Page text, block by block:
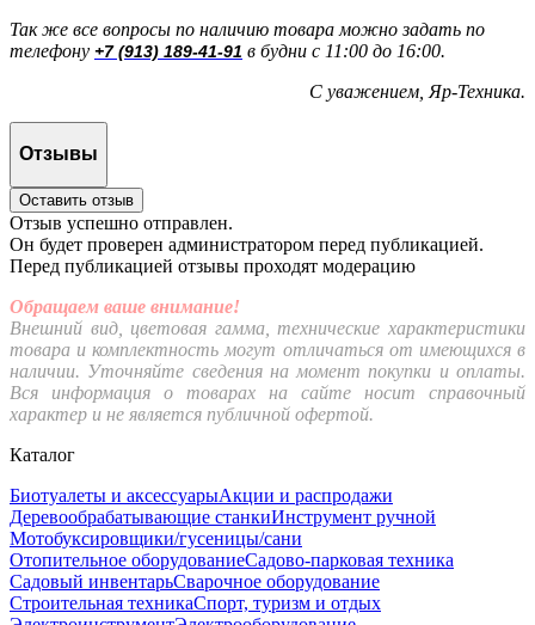
Так же все вопросы по наличию товара можно задать по
телефону +7 (913) 189-41-91 в будни с 11:00 до 16:00.
С уважением, Яр-Техника.
Отзывы
Оставить отзыв
Отзыв успешно отправлен.
Он будет проверен администратором перед публикацией.
Перед публикацией отзывы проходят модерацию
Обращаем ваше внимание!
Внешний вид, цветовая гамма, технические характеристики
товара и комплектность могут отличаться от имеющихся в
наличии. Уточняйте сведения на момент покупки и оплаты.
Вся информация о товарах на сайте носит справочный
характер и не является публичной офертой.
Каталог
Биотуалеты и аксессуарыАкции и распродажи
Деревообрабатывающие станкиИнструмент ручной
Мотобуксировщики/гусеницы/сани
Отопительное оборудованиеСадово-парковая техника
Садовый инвентарьСварочное оборудование
Строительная техникаСпорт, туризм и отдых